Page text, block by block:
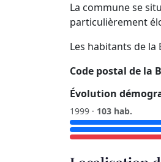
La commune se
particulièrement
Les habitants de la
Code postal de la
Évolution
1999 · 103 hab.